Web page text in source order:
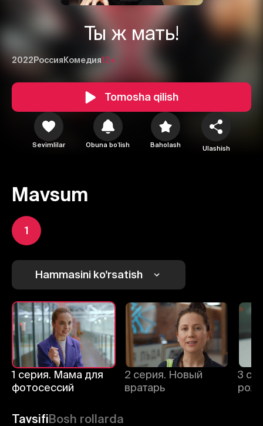
Ты ж мать!
2022 Россия Комедия12+
Tomosha qilish
Sevimlilar Obuna boʻlish Baholash Ulashish
Mavsum
1
Hammasini ko'rsatish
1 серия. Мама для
фотосессий
2 серия. Новый
вратарь
3
TavsifiBosh rollarda
1 2
Yuborish
Bekor qilish Tizimga kirish